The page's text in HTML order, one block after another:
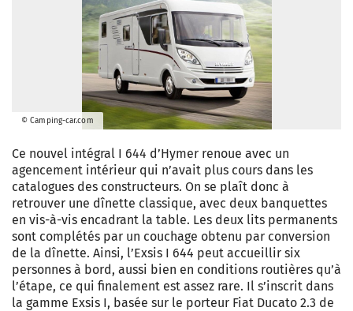
© Camping-car.com
Ce nouvel intégral I 644 d’Hymer renoue avec un
agencement intérieur qui n’avait plus cours dans les
catalogues des constructeurs. On se plaît donc à
retrouver une dînette classique, avec deux banquettes
en vis-à-vis encadrant la table. Les deux lits permanents
sont complétés par un couchage obtenu par conversion
de la dînette. Ainsi, l’Exsis I 644 peut accueillir six
personnes à bord, aussi bien en conditions routières qu’à
l’étape, ce qui finalement est assez rare. Il s’inscrit dans
la gamme Exsis I, basée sur le porteur Fiat Ducato 2.3 de